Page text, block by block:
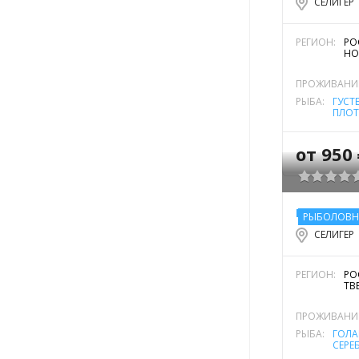
РЕГИОН:
РЫБА:
от
БАЗА
СЕЛИГЕР
РЕГИОН:
РЫБА: